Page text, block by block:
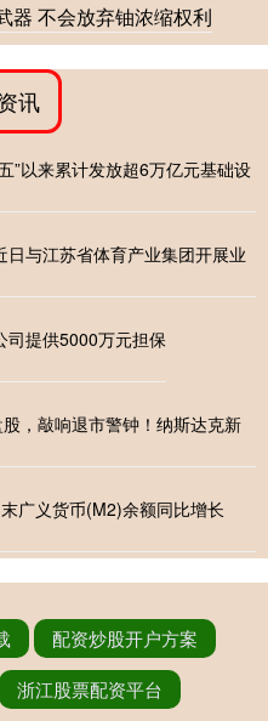
器 不会放弃铀浓缩权利
讯
”以来累计发放超6万亿元基础设
与江苏省体育产业集团开展业
司提供5000万元担保
，敲响退市警钟！纳斯达克新
广义货币(M2)余额同比增长
配资炒股开户方案
浙江股票配资平台